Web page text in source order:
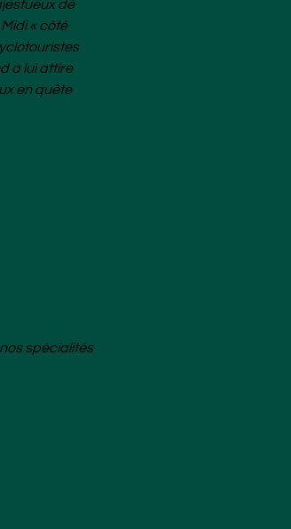
de
« côté
a lui attire
en quête
spécialités